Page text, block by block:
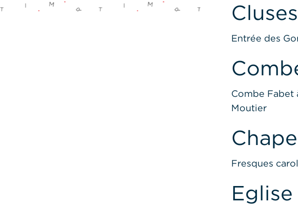
Cluses
Entrée des
Combe Fabet
Moutier
Fresques